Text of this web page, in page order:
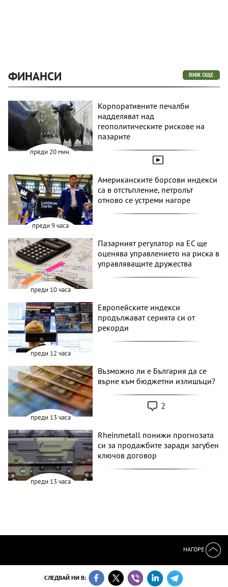
ФИНАНСИ ВИЖ ОЩЕ
преди 20 мин.
Корпоративните печалби
надделяват над
геополитическите рискове на
пазарите
преди 9 часа
Американските борсови индекси
са в отстъпление, петролът
отново се устреми нагоре
преди 10 часа
Пазарният регулатор на ЕС ще
оценява управлението на риска в
управляващите дружества
преди 12 часа
Европейските индекси
продължават серията си от
рекорди
преди 13 часа
Възможно ли е България да се
върне към бюджетни излишъци?
2
преди 13 часа
Rheinmetall понижи прогнозата
си за продажбите заради загубен
ключов договор
НАГОРЕ
СЛЕДВАЙ НИ В: